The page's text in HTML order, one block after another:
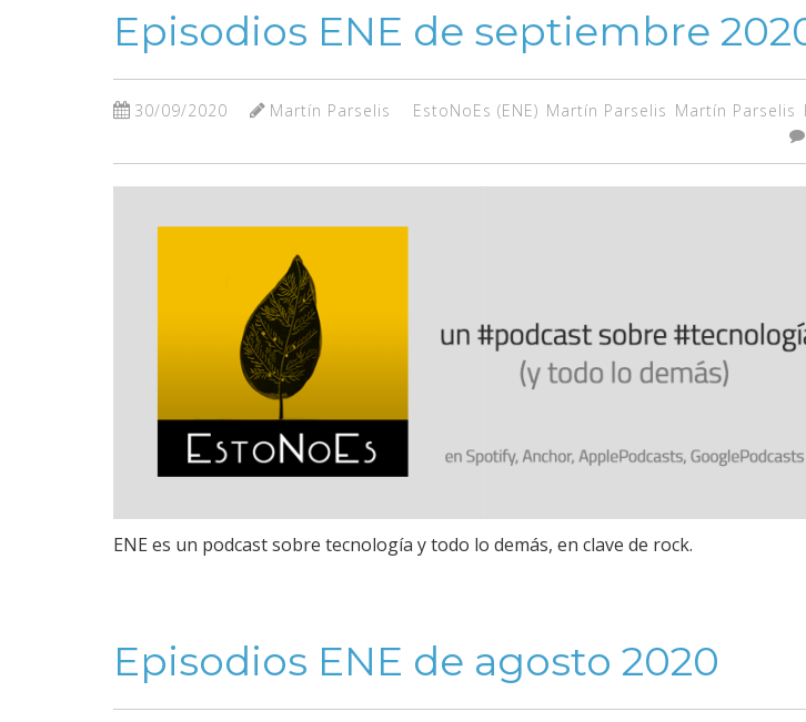
Episodios ENE de septiembre
30/09/2020 Martín Parselis EstoNoEs (ENE) Martín Parselis Martín Parselis
ENE es un podcast sobre tecnología y todo lo demás, en clave de rock.
Episodios ENE de agosto 2020